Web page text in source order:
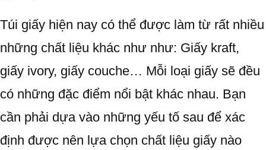
Túi giấy hiện nay có thể được làm từ rất nhiều
những chất liệu khác như như: Giấy kraft,
giấy ivory, giấy couche… Mỗi loại giấy sẽ đều
có những đặc điểm nổi bật khác nhau. Bạn
cần phải dựa vào những yếu tố sau để xác
định được nên lựa chọn chất liệu giấy nào